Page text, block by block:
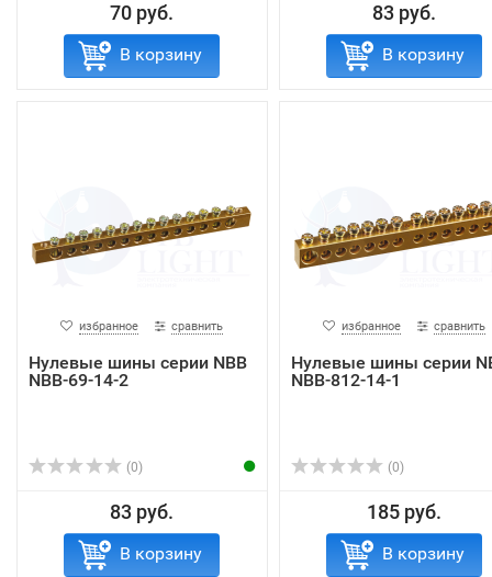
70 руб.
В корзину
83 руб.
В корзину
избранное сравнить
Нулевые шины серии NBB
NBB-69-14-2
(0)
83 руб.
В корзину
избранное сравнить
Нулевые шины серии
NBB-812-14-1
(0)
185 руб.
В корзину